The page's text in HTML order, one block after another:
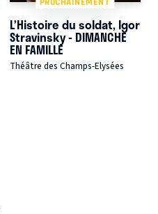
L’Histoire du soldat, Igor
Stravinsky - DIMANCHE
EN FAMILLE
Théâtre des Champs-Elysées